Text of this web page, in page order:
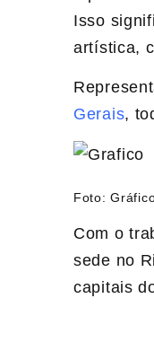
Isso
artística,
Gerais,
Foto:
Com o
sede no
capitais